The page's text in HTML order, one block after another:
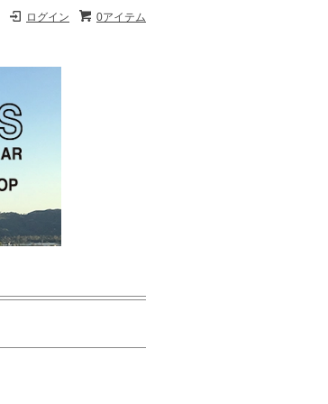
0アイテム
ログイン